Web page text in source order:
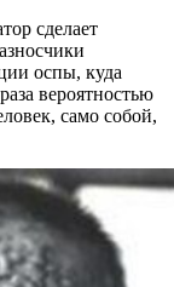
сделает
оспы, куда
вероятностью
само собой,